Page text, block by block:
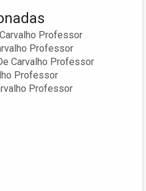
Professor
Professor
Carvalho Professor
Professor
Professor